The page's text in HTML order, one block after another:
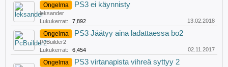
Ongelma PS3 ei käynnisty
leksander
Lukukerrat:
7,892 13.02.2018
Ongelma PS3 Jäätyy aina ladattaessa bo2
PcBuilder2
Lukukerrat:
6,454 02.11.2017
Ongelma
PS3 virtanapista vihreä syttyy 2